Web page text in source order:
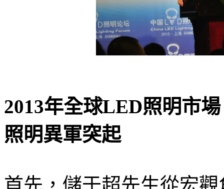
2013年全球LED照明市
照明異軍突起
首先，儲于超先生從宏